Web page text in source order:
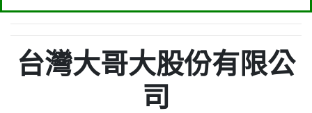
台灣大哥大股份有限公
司